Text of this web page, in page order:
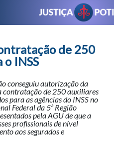
de 250
INSS
conseguiu autorização da
contratação de 250 auxiliares
para as agências do INSS no
Federal da 5ª Região
pela AGU de que a
profissionais de nível
aos segurados e